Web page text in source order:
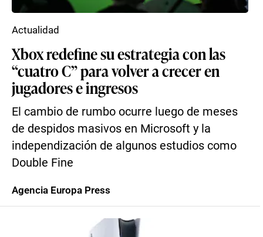
Xbox redefine su estrategia con las
“cuatro C” para volver a crecer en
jugadores e ingresos
El cambio de rumbo ocurre luego de meses
de despidos masivos en Microsoft y la
independización de algunos estudios como
Double Fine
Actualidad
Agencia Europa Press